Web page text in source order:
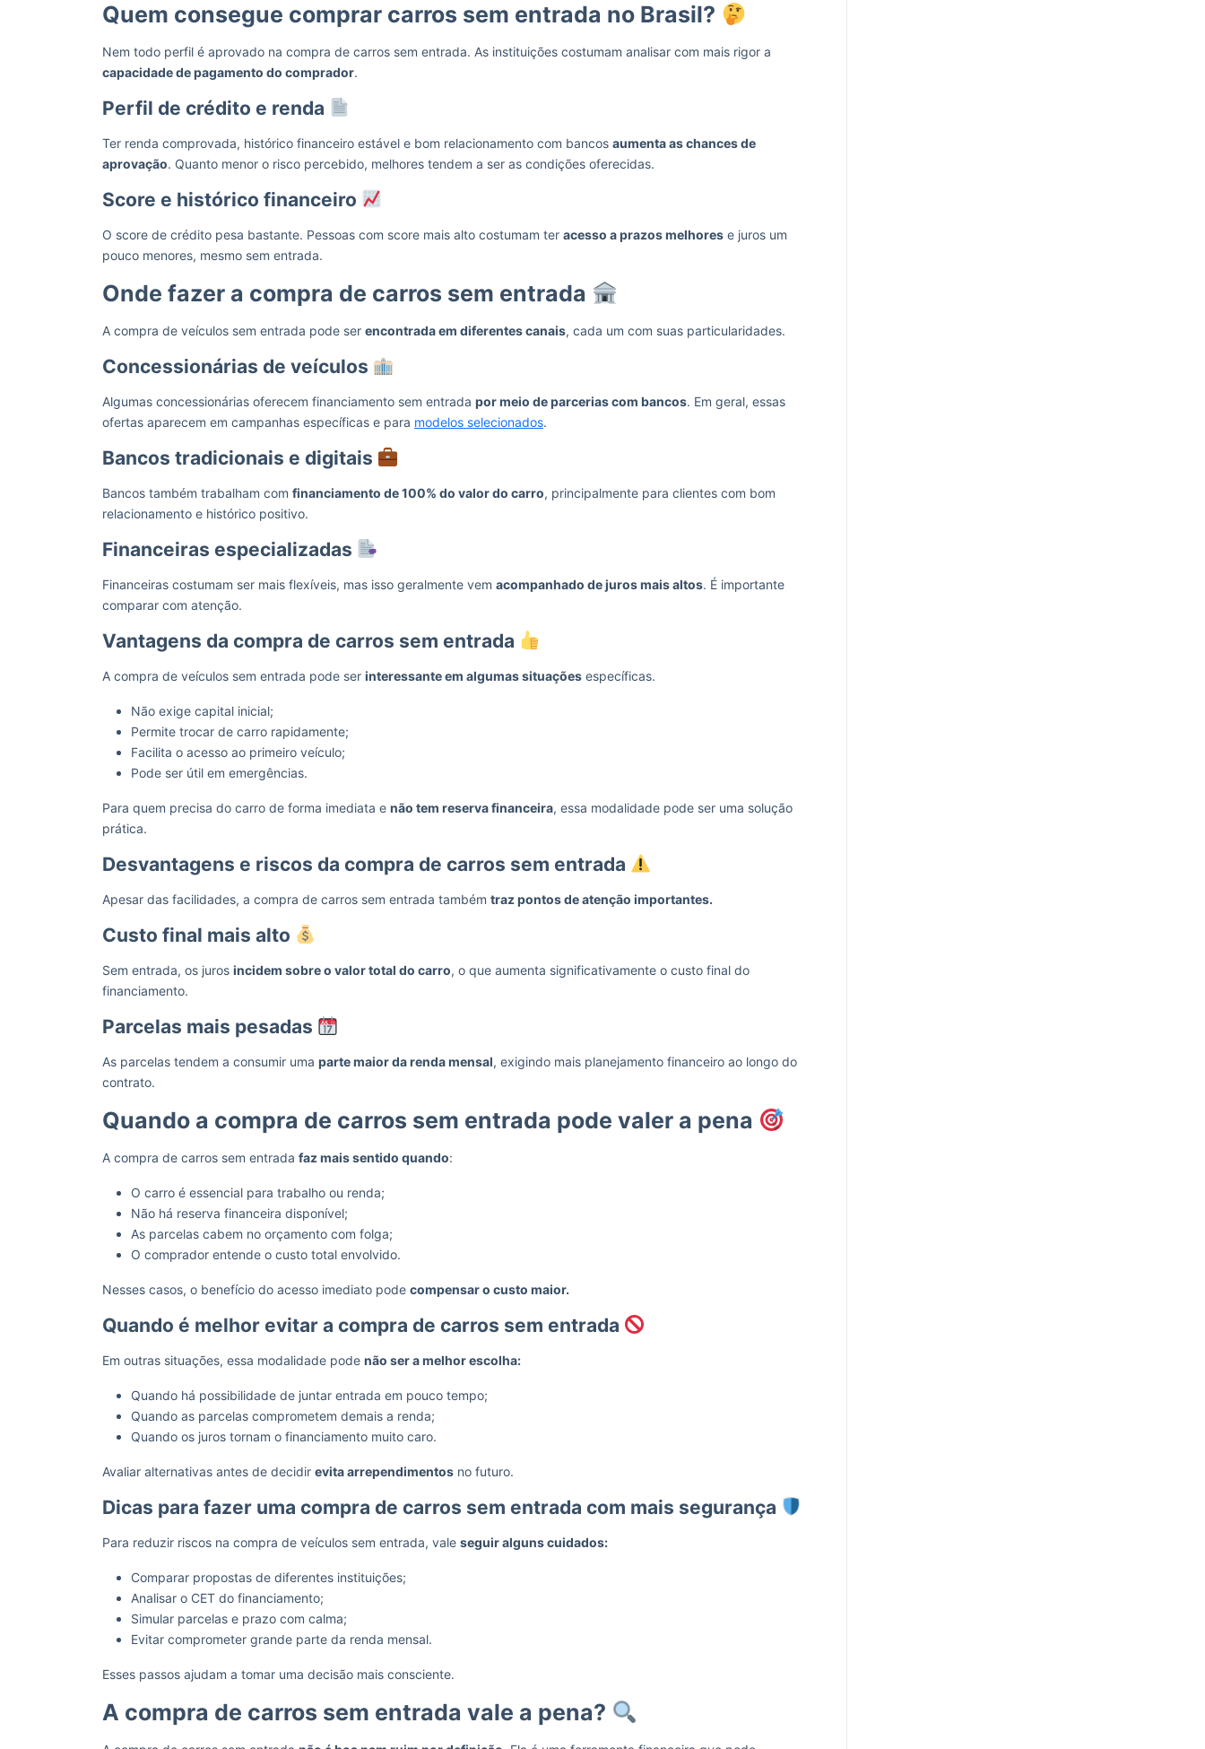
Quem consegue comprar carros sem entrada no Brasil?
Nem todo perfil é aprovado na compra de carros sem entrada. As instituições costumam analisar com mais rigor a
capacidade de pagamento do comprador.
Perfil de crédito e renda
Ter renda comprovada, histórico financeiro estável e bom relacionamento com bancos aumenta as chances de
aprovação. Quanto menor o risco percebido, melhores tendem a ser as condições oferecidas.
Score e histórico financeiro
O score de crédito pesa bastante. Pessoas com score mais alto costumam ter acesso a prazos melhores e juros um
pouco menores, mesmo sem entrada.
Onde fazer a compra de carros sem entrada
A compra de veículos sem entrada pode ser encontrada em diferentes canais, cada um com suas particularidades.
Concessionárias de veículos
Algumas concessionárias oferecem financiamento sem entrada por meio de parcerias com bancos. Em geral, essas
ofertas aparecem em campanhas específicas e para modelos selecionados.
Bancos tradicionais e digitais
Bancos também trabalham com financiamento de 100% do valor do carro, principalmente para clientes com bom
relacionamento e histórico positivo.
Financeiras especializadas
Financeiras costumam ser mais flexíveis, mas isso geralmente vem acompanhado de juros mais altos. É importante
comparar com atenção.
Vantagens da compra de carros sem entrada
A compra de veículos sem entrada pode ser interessante em algumas situações específicas.
Não exige capital inicial;
Permite trocar de carro rapidamente;
Facilita o acesso ao primeiro veículo;
Pode ser útil em emergências.
Para quem precisa do carro de forma imediata e não tem reserva financeira, essa modalidade pode ser uma solução
prática.
Desvantagens e riscos da compra de carros sem entrada
Apesar das facilidades, a compra de carros sem entrada também traz pontos de atenção importantes.
Custo final mais alto
Sem entrada, os juros incidem sobre o valor total do carro, o que aumenta significativamente o custo final do
financiamento.
Parcelas mais pesadas
As parcelas tendem a consumir uma parte maior da renda mensal, exigindo mais planejamento financeiro ao longo do
contrato.
Quando a compra de carros sem entrada pode valer a pena
A compra de carros sem entrada faz mais sentido quando:
O carro é essencial para trabalho ou renda;
Não há reserva financeira disponível;
As parcelas cabem no orçamento com folga;
O comprador entende o custo total envolvido.
Nesses casos, o benefício do acesso imediato pode compensar o custo maior.
Quando é melhor evitar a compra de carros sem entrada
Em outras situações, essa modalidade pode não ser a melhor escolha:
Quando há possibilidade de juntar entrada em pouco tempo;
Quando as parcelas comprometem demais a renda;
Quando os juros tornam o financiamento muito caro.
Avaliar alternativas antes de decidir evita arrependimentos no futuro.
Dicas para fazer uma compra de carros sem entrada com mais segurança
Para reduzir riscos na compra de veículos sem entrada, vale seguir alguns cuidados:
Comparar propostas de diferentes instituições;
Analisar o CET do financiamento;
Simular parcelas e prazo com calma;
Evitar comprometer grande parte da renda mensal.
Esses passos ajudam a tomar uma decisão mais consciente.
A compra de carros sem entrada vale a pena?